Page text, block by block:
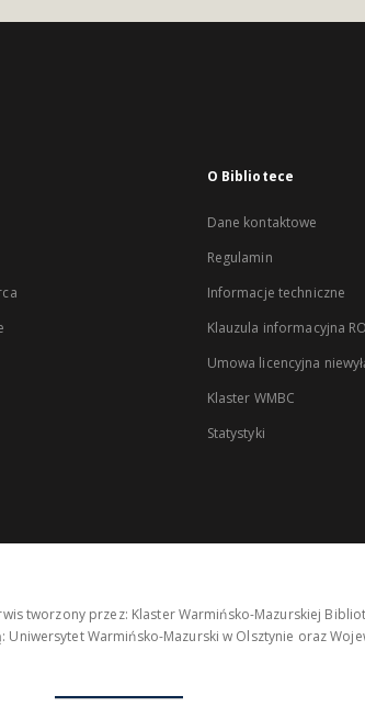
O Bibliotece
Dane kontaktowe
Regulamin
Informacje techniczne
Klauzula informacyjna
Umowa licencyjna
Klaster WMBC
Statystyki
tworzony przez: Klaster Warmińsko-Mazurskiej
Uniwersytet Warmińsko-Mazurski w Olsztynie oraz